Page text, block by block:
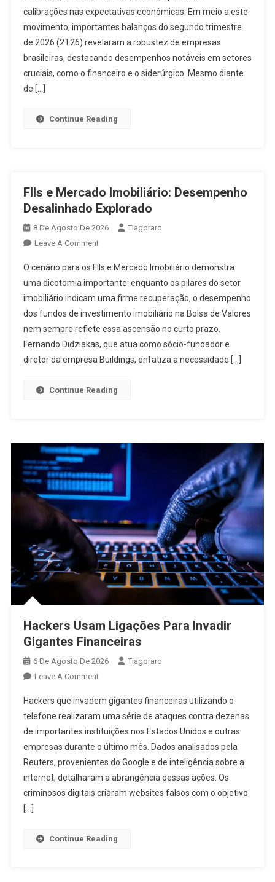
E
Balanços
Do
2T26
Moldam
calibrações nas expectativas econômicas. Em meio a este
movimento, importantes balanços do segundo trimestre
de 2026 (2T26) revelaram a robustez de empresas
brasileiras, destacando desempenhos notáveis em setores
cruciais, como o financeiro e o siderúrgico. Mesmo diante
de […]
Continue Reading
FIIs e Mercado Imobiliário: Desempenho
Desalinhado Explorado
8 De Agosto De 2026
Tiagoraro
Leave A CommentOn
E
Mercado
Imobiliário:
Desempenho
Desalinhado
Explorado
O cenário para os FIIs e Mercado Imobiliário demonstra
uma dicotomia importante: enquanto os pilares do setor
imobiliário indicam uma firme recuperação, o desempenho
dos fundos de investimento imobiliário na Bolsa de Valores
nem sempre reflete essa ascensão no curto prazo.
Fernando Didziakas, que atua como sócio-fundador e
diretor da empresa Buildings, enfatiza a necessidade […]
Continue Reading
Hackers Usam Ligações Para Invadir
Gigantes Financeiras
6 De Agosto De 2026
Tiagoraro
Leave A CommentOn
Usam
Ligações
Para
Invadir
Gigantes
Financeiras
Hackers que invadem gigantes financeiras utilizando o
telefone realizaram uma série de ataques contra dezenas
de importantes instituições nos Estados Unidos e outras
empresas durante o último mês. Dados analisados pela
Reuters, provenientes do Google e de inteligência sobre a
internet, detalharam a abrangência dessas ações. Os
criminosos digitais criaram websites falsos com o objetivo
[…]
Continue Reading